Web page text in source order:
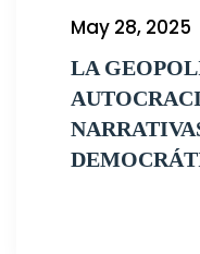
May 28, 2025
LA